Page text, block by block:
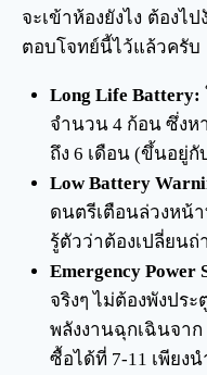
จะเข้าห้องยังไง ต้องไ
ตอบโจทย์นี้ไว้แล้วครับ
Long Life Battery:
จำนวน 4 ก้อน ซึ่ง
ถึง 6 เดือน (ขึ้นอยู่
Low Battery
ดนตรีเตือนล่วงหน้
รู้ตัวว่าต้องเปลี่ยนถ่
Emergency Power
จริงๆ ไม่ต้องพังประ
พลังงานฉุกเฉินจาก
ซื้อได้ที่ 7-11 เพียง